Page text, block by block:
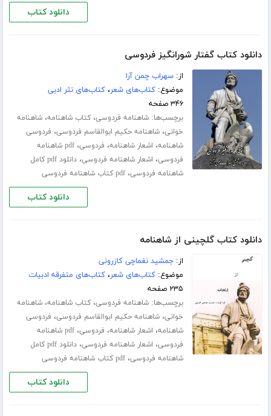
دانلود کتاب
دانلود کتاب گفتار شورانگیز فردوسی
از:سهراب چمن آرا
موضوع:کتاب‌های شعر،کتاب‌های نثر ادبی
۳۴۶ صفحه
برچسب‌ها:شاهنامه فردوسی،کتاب شاهنامه،شاهنامه
خوانی،شاهنامه حکیم ابوالقاسم فردوسی، فردوسی
شاهنامه، اشعار شاهنامه، فردوسی،
pdf شاهنامه
فردوسی، اشعار شاهنامه فردوسی،
دانلود pdf کامل
شاهنامه فردوسی،pdf کتاب شاهنامه فردوسی
دانلود کتاب
دانلود کتاب گلچینی از شاهنامه
از:جمشید نغماچی کازرونی
موضوع:کتاب‌های شعر،کتاب‌های متفرقه ادبیات
۲۳۵ صفحه
برچسب‌ها:شاهنامه فردوسی،کتاب شاهنامه،شاهنامه
خوانی،شاهنامه حکیم ابوالقاسم فردوسی، فردوسی
شاهنامه، اشعار شاهنامه، فردوسی،
pdf شاهنامه
فردوسی، اشعار شاهنامه فردوسی،
دانلود pdf کامل
شاهنامه فردوسی،pdf کتاب شاهنامه فردوسی
دانلود کتاب